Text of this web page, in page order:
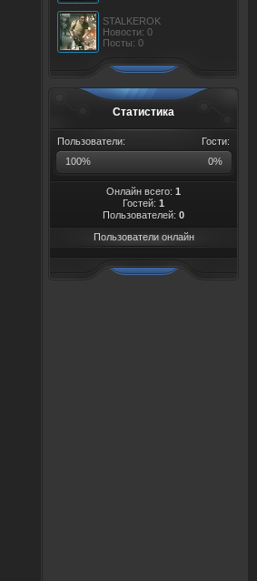
STALKEROK
Новости: 0
Посты: 0
Статистика
Гости:
Пользователи:
100%
0%
Онлайн всего: 1
Гостей: 1
Пользователей: 0
Пользователи онлайн